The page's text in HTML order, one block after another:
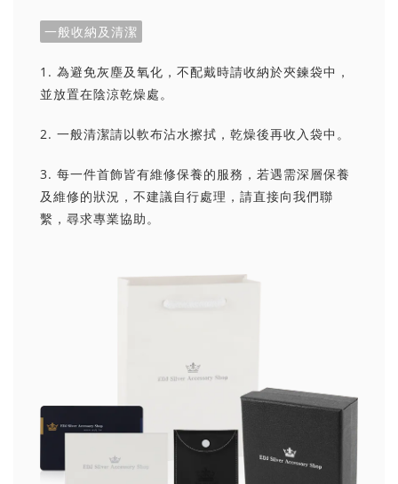
一般收納及清潔
1. 為避免灰塵及氧化，不配戴時請收納於夾鍊袋中，
並放置在陰涼乾燥處。
2. 一般清潔請以軟布沾水擦拭，乾燥後再收入袋中。
3. 每一件首飾皆有維修保養的服務，若遇需深層保養
及維修的狀況，不建議自行處理，請直接向我們聯
繫，尋求專業協助。